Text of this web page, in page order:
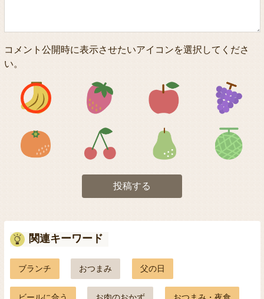
コメント公開時に表示させたいアイコンを選択してくださ
い。
アイコン1 アイコン2 アイコン3
アイコン5 アイコン6 アイコン7
投稿する
関連キーワード
ブランチ おつまみ 父の日